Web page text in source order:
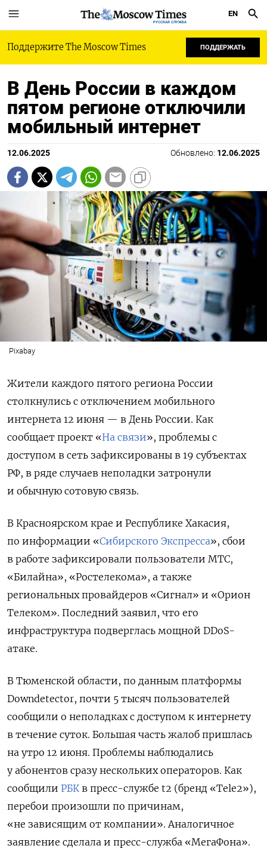
РУССКАЯ СЛУЖБА
EN
Поддержите The Moscow Times ПОДДЕРЖАТЬ
В День России в каждом
пятом регионе отключили
мобильный интернет
12.06.2025 Обновлено: 12.06.2025
Pixabay
Жители каждого пятого региона России
столкнулись с отключением мобильного
интернета 12 июня — в День России. Как
сообщает проект «На связи», проблемы с
доступом в сеть зафиксированы в 19 субъектах
РФ, в ряде случаев неполадки затронули
и обычную сотовую связь.
В Красноярском крае и Республике Хакасия,
по информации «Сибирского Экспресса», сбои
в работе зафиксировали пользователи МТС,
«Билайна», «Ростелекома», а также
региональных провайдеров «Сигнал» и «Орион
Телеком». Последний заявил, что его
инфраструктура подверглась мощной DDoS-
атаке.
В Тюменской области, по данным платформы
Downdetector, почти 5 тысяч пользователей
сообщили о неполадках с доступом к интернету
в течение суток. Большая часть жалоб пришлась
на утро 12 июня. Проблемы наблюдались
у абонентов сразу нескольких операторов. Как
сообщили РБК в пресс-службе t2 (бренд «Tele2»),
перебои произошли по причинам,
«не зависящим от компании». Аналогичное
заявление сделала и пресс-служба «МегаФона».